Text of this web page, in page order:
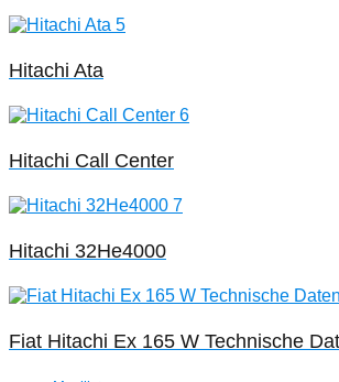
Hitachi Ata
Hitachi Call Center
Hitachi 32He4000
Fiat Hitachi Ex 165 W Technische